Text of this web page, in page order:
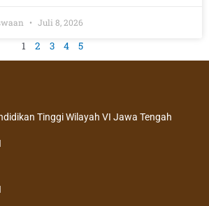
Juli 8, 2026
1 2 3 4 5
Tinggi Wilayah VI Jawa Tengah